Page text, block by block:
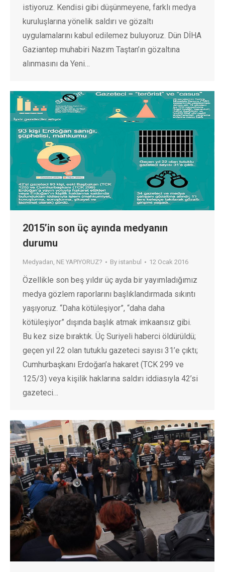
istiyoruz. Kendisi gibi düşünmeyene, farklı medya
kuruluşlarına yönelik saldırı ve gözaltı
uygulamalarını kabul edilemez buluyoruz. Dün DİHA
Gaziantep muhabiri Nazım Taştan’ın gözaltına
alınmasını da Yeni…
2015’in son üç ayında medyanın
durumu
Medyadan, NE YAPIYORUZ? By istanbul 12 Ocak 2016
Özellikle son beş yıldır üç ayda bir yayımladığımız
medya gözlem raporlarını başlıklandırmada sıkıntı
yaşıyoruz. “Daha kötüleşiyor”, “daha daha
kötüleşiyor” dışında başlık atmak imkaansız gibi.
Bu kez size bıraktık. Üç Suriyeli haberci öldürüldü;
geçen yıl 22 olan tutuklu gazeteci sayısı 31’e çıktı;
Cumhurbaşkanı Erdoğan’a hakaret (TCK 299 ve
125/3) veya kişilik haklarına saldırı iddiasıyla 42’si
gazeteci…